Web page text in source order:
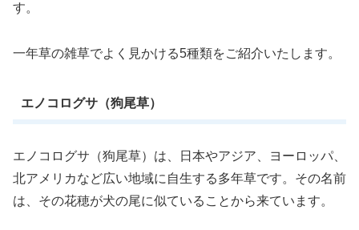
す。
一年草の雑草でよく見かける5種類をご紹介いたします。
エノコログサ（狗尾草）
エノコログサ（狗尾草）は、日本やアジア、ヨーロッパ、
北アメリカなど広い地域に自生する多年草です。その名前
は、その花穂が犬の尾に似ていることから来ています。